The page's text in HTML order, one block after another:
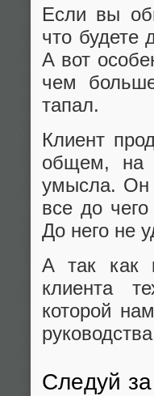
Если вы
что будете
А вот
чем
тапал.
Клиент
общем, на
умысла. Он
все до
До него не
А так как
клиента
которой
Следуй